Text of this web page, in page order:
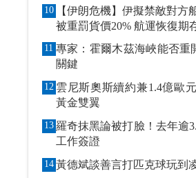
10
【伊朗危機】伊擬禁敵對方船隻
被重罰貨價20% 航運恢
11 專家：霍爾木茲海峽能否
關鍵
12 雲尼斯奧斯續約兼1.4億歐元豪簽
黃金雙翼
13 羅奇抹黑論被打臉！去年逾
工作簽證
14 黃德斌談善言打匹克球玩到